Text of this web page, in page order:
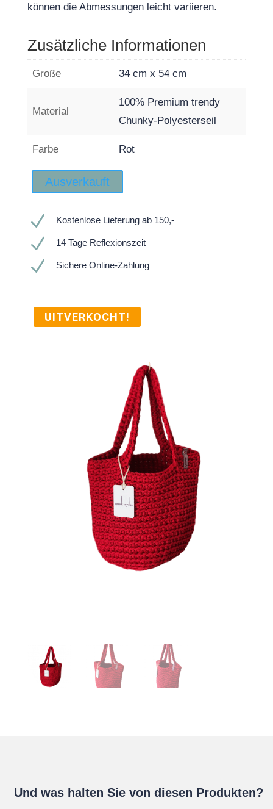
können die Abmessungen leicht variieren.
Zusätzliche Informationen
Große 34 cm x 54 cm
Material
100% Premium trendy
Chunky-Polyesterseil
Farbe Rot
Ausverkauft
N Kostenlose Lieferung ab 150,-
N 14 Tage Reflexionszeit
N Sichere Online-Zahlung
UITVERKOCHT!
Und was halten Sie von diesen Produkten?